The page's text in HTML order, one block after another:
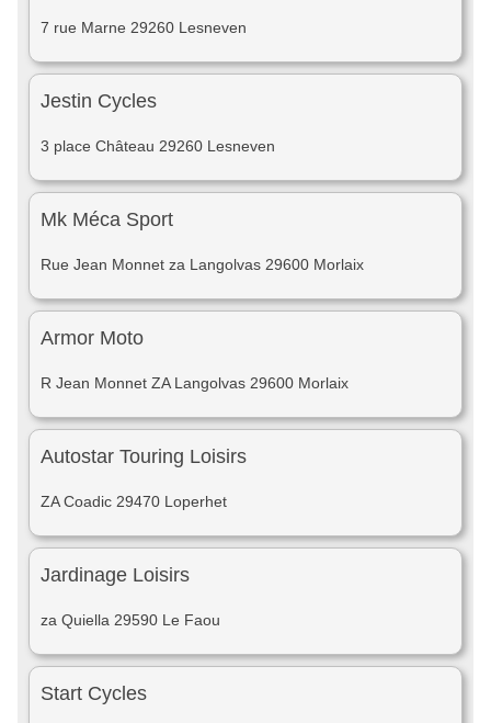
7 rue Marne 29260 Lesneven
Jestin Cycles
3 place Château 29260 Lesneven
Mk Méca Sport
Rue Jean Monnet za Langolvas 29600 Morlaix
Armor Moto
R Jean Monnet ZA Langolvas 29600 Morlaix
Autostar Touring Loisirs
ZA Coadic 29470 Loperhet
Jardinage Loisirs
za Quiella 29590 Le Faou
Start Cycles